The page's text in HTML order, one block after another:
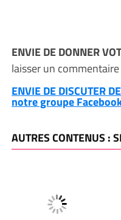
ENVIE DE DONNER
laisser un commentaire
ENVIE DE DISCUTER
notre groupe
AUTRES CONTENUS :